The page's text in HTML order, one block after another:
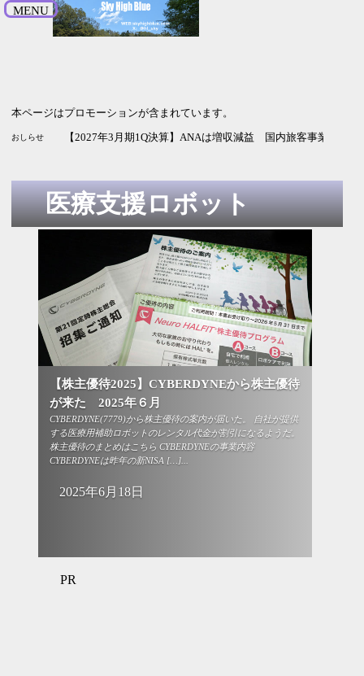
MENU
本ページはプロモーションが含まれています。
おしらせ 【2026年9月期3Q決算】サイバーエージェントは増収増益
【2027年3月期1Q決算】NECは増収増益 純利益は2.5倍 通
【2027年3月期1Q決算】ANAは増収減益 国内旅客事業の改
医療支援ロボット
【株主優待2025】CYBERDYNEから株主優待
が来た 2025年６月
CYBERDYNE(7779)から株主優待の案内が届いた。 自社が提供
する医療用補助ロボットのレンタル代金が割引になるようだ。
株主優待のまとめはこちら CYBERDYNEの事業内容
CYBERDYNEは昨年の新NISA […]...
2025年6月18日
PR